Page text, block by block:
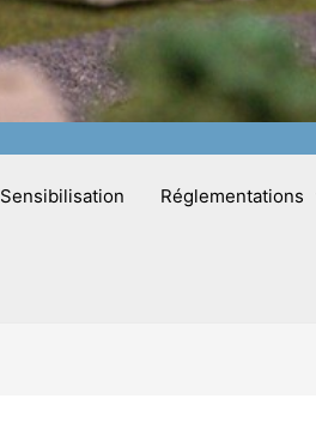
Sensibilisation Réglementations